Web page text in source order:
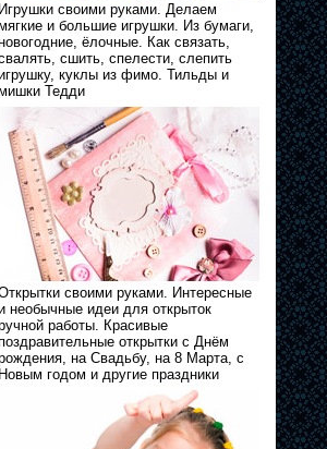
Игрушки своими руками. Делаем
и большие игрушки. Из бумаги,
ёлочные. Как связать,
сшить, спелести, слепить
куклы из фимо. Тильды и
Тедди
своими руками. Интересные
необычные идеи для открыток
работы. Красивые
открытки с Днём
на Свадьбу, на 8 Марта, с
Новым годом и другие праздники